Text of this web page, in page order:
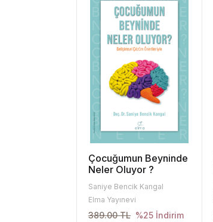
Çocuğumun Beyninde
Neler Oluyor ?
Saniye Bencik Kangal
Elma Yayınevi
389.00 TL %25 İndirim